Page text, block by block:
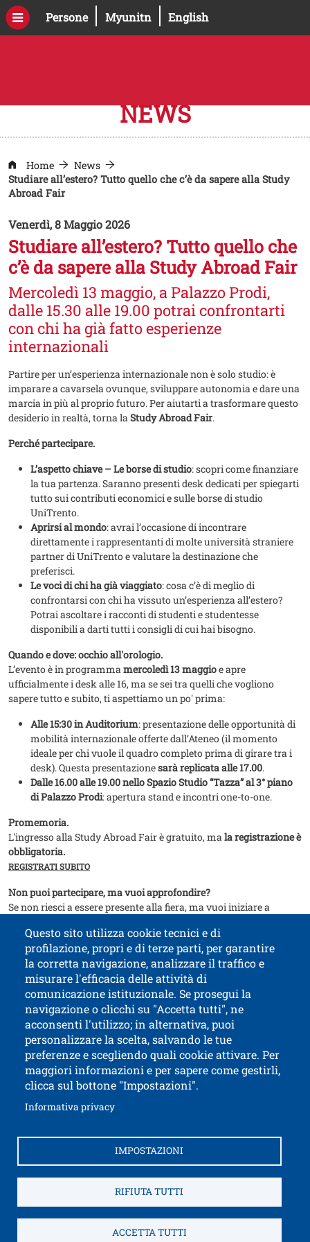
Salta al contenuto principale
PersoneApri il link in una nuova finestra
MyunitnApri il link in una nuova
English
NEWS
Home
News
Studiare all’estero? Tutto quello che c’è da sapere alla Study
Abroad Fair
Venerdì, 8 Maggio 2026
Studiare all’estero? Tutto quello che
c’è da sapere alla Study Abroad Fair
Mercoledì 13 maggio, a Palazzo Prodi,
dalle 15.30 alle 19.00 potrai confrontarti
con chi ha già fatto esperienze
internazionali
Partire per un’esperienza internazionale non è solo studio: è
imparare a cavarsela ovunque, sviluppare autonomia e dare una
marcia in più al proprio futuro. Per aiutarti a trasformare questo
desiderio in realtà, torna laStudy Abroad Fair.
Perché partecipare.
L’aspetto chiave – Le borse di studio: scopri come finanziare
la tua partenza. Saranno presenti desk dedicati per spiegarti
tutto sui contributi economici e sulle borse di studio
UniTrento.
Aprirsi al mondo: avrai l’occasione di incontrare
direttamente i rappresentanti di molte università straniere
partner di UniTrento e valutare la destinazione che
preferisci.
Le voci di chi ha già viaggiato: cosa c’è di meglio di
confrontarsi con chi ha vissuto un’esperienza all’estero?
Potrai ascoltare i racconti di studenti e studentesse
disponibili a darti tutti i consigli di cui hai bisogno.
Quando e dove: occhio all'orologio.
L’evento è in programmamercoledì 13 maggioe apre
ufficialmente i desk alle 16, ma se sei tra quelli che vogliono
sapere tutto e subito, ti aspettiamo un po' prima:
Alle 15:30 in Auditorium: presentazione delle opportunità di
mobilità internazionale offerte dall’Ateneo (il momento
ideale per chi vuole il quadro completo prima di girare tra i
desk). Questa presentazionesarà replicata alle 17.00.
Dalle 16.00 alle 19.00 nello Spazio Studio “Tazza” al 3° piano
di Palazzo Prodi: apertura stand e incontri one-to-one.
Promemoria.
L'ingresso alla Study Abroad Fair è gratuito, mala registrazione è
obbligatoria.
REGISTRATI SUBITO
Non puoi partecipare, ma vuoi approfondire?
Se non riesci a essere presente alla fiera, ma vuoi iniziare a
all’esteroper conoscere tutte le opportunità a tua disposizione.
Questo sito utilizza cookie tecnici e di
profilazione, propri e di terze parti, per garantire
la corretta navigazione, analizzare il traffico e
misurare l'efficacia delle attività di
comunicazione istituzionale. Se prosegui la
navigazione o clicchi su "Accetta tutti", ne
acconsenti l'utilizzo; in alternativa, puoi
personalizzare la scelta, salvando le tue
preferenze e scegliendo quali cookie attivare. Per
maggiori informazioni e per sapere come gestirli,
clicca sul bottone "Impostazioni".
Informativa privacyApri il link in una nuova finestra
IMPOSTAZIONI
RIFIUTA TUTTI
ACCETTA TUTTI
Università di Trento
via Calepina, 14 - I-38122 Trento
P.IVA-C.F. 003​40520220
Accessibilità
Autenticazione SPID e CIE
Come raggiungerci
Contatti e segnalazioni
Credits Fatturazione elettronica
Informativa Privacy
Note legali
Privacy
Service Desk
Sitemap